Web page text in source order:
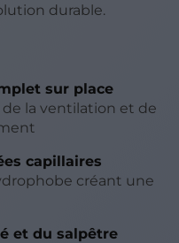
durable.
sur place
de la ventilation et de
capillaires
créant une
et du salpêtre